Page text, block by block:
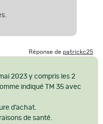
Réponse de patrickc25
2023 y compris les 2
indiqué TM 35 avec
d’achat.
de santé.